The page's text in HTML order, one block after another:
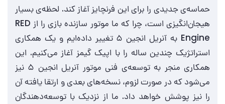
حماسه‌ی جدیدی را برای این فرنچایز آغاز کند. لحظه‌ی بسیار
هیجان‌انگیزی است، چرا که ما موتور سازنده بازی را از RED
Engine به آنریل انجین ۵ تغییر داده‌ایم و یک همکاری
استراتژیک چندین ساله را با اپیک گیمز آغاز می‌کنیم. این
همکاری منجر به توسعه‌ی فنی موتور آنریل انجین ۵ نیز
می‌شود که در صورت لزوم، نسخه‌های بعدی و ارتقا یافته آن
را نیز پوشش خواهد داد. ما از نزدیک با توسعه‌دهندگان